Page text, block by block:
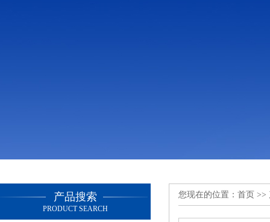
产品搜索
PRODUCT SEARCH
您现在的位置： 首页 >>